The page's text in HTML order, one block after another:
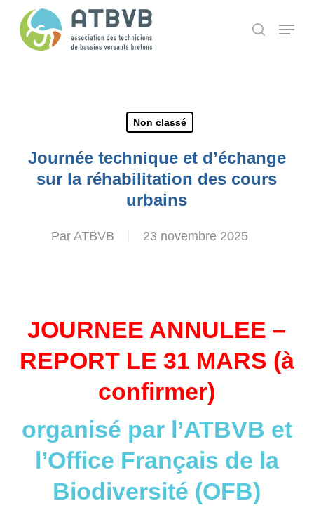
search
Menu
Non classé
Journée technique et d’échange
sur la réhabilitation des cours
urbains
Par ATBVB 23 novembre 2025
JOURNEE ANNULEE –
REPORT LE 31 MARS (à
confirmer)
organisé par l’ATBVB et
l’Office Français de la
Biodiversité (OFB)
Panneau de gestion des cookies